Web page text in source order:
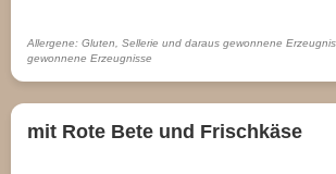
Allergene: Gluten, Sellerie und daraus gewonnene
gewonnene Erzeugnisse
mit Rote Bete und Frischkäse